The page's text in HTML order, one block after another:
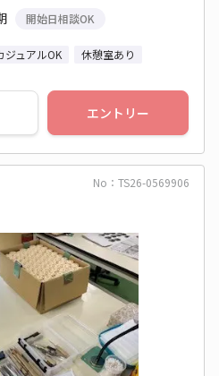
開始日相談OK
ジュアルOK 休憩室あり
エントリー
No：TS26-0569906